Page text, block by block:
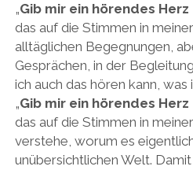
„Gib mir ein hörendes Herz
das auf die Stimmen in
alltäglichen Begegnungen,
Gesprächen, in der
ich auch das hören kann, was
„Gib mir ein hörendes Herz
das auf die Stimmen in
verstehe, worum es
unübersichtlichen Welt.